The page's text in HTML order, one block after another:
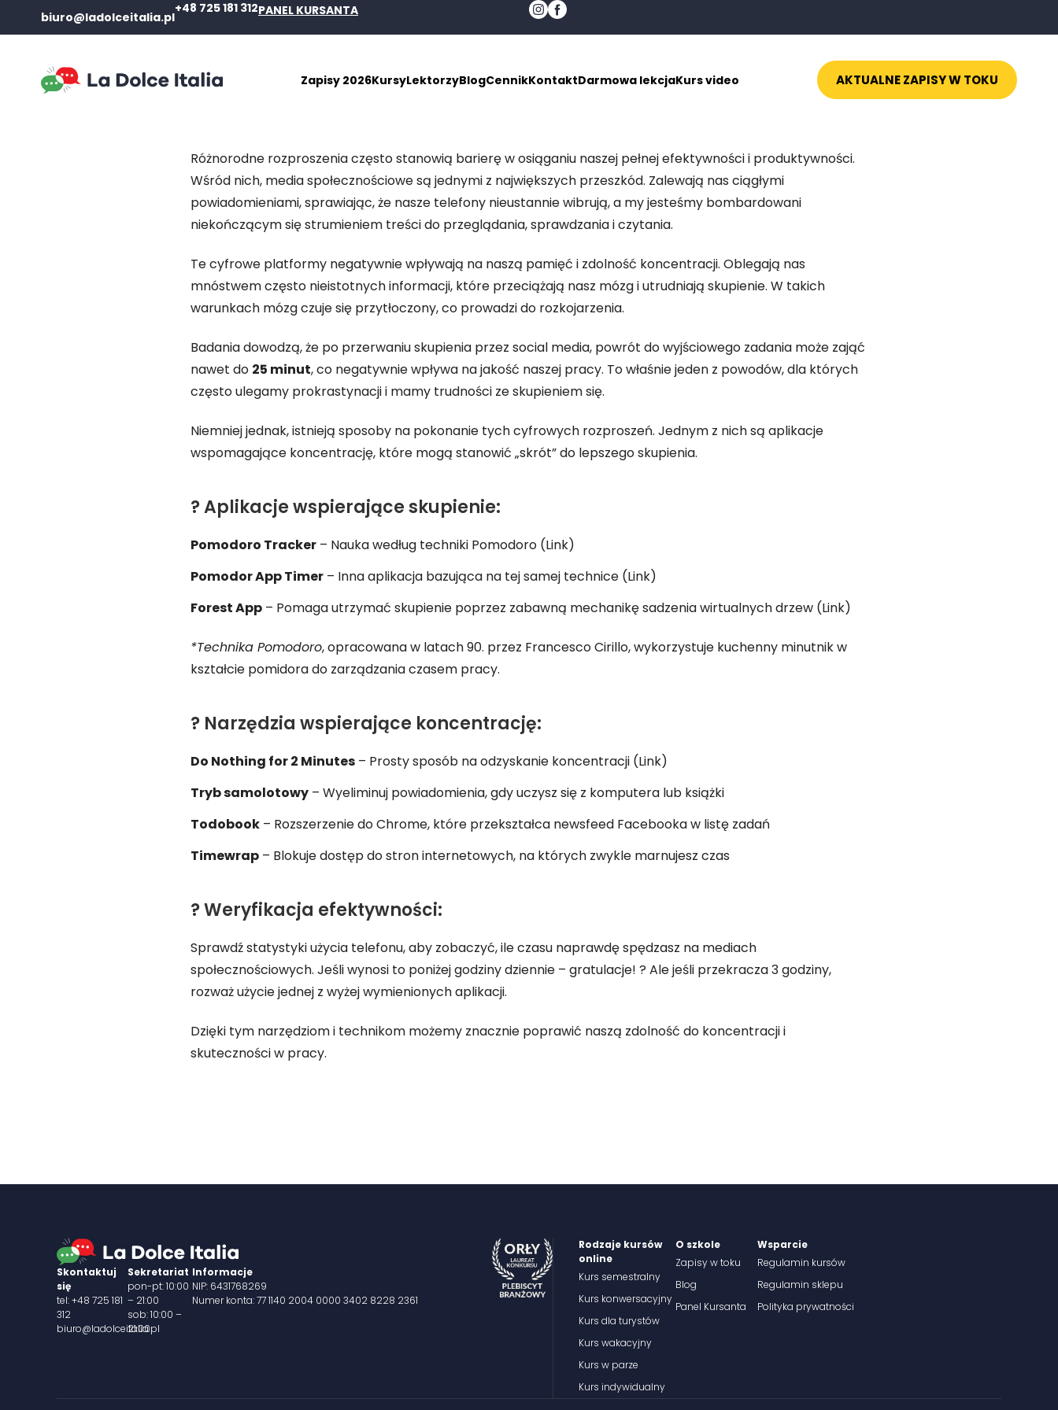
biuro@ladolceitalia.pl
+48 725 181 312PANEL KURSANTA
Zapisy 2026KursyLektorzyBlogCennikKontaktDarmowa lekcjaKurs video AKTUALNE ZAPISY W TOKU
Różnorodne rozproszenia często stanowią barierę w osiąganiu naszej pełnej efektywności i produktywności.
Wśród nich, media społecznościowe są jednymi z największych przeszkód. Zalewają nas ciągłymi
powiadomieniami, sprawiając, że nasze telefony nieustannie wibrują, a my jesteśmy bombardowani
niekończącym się strumieniem treści do przeglądania, sprawdzania i czytania.
Te cyfrowe platformy negatywnie wpływają na naszą pamięć i zdolność koncentracji. Oblegają nas
mnóstwem często nieistotnych informacji, które przeciążają nasz mózg i utrudniają skupienie. W takich
warunkach mózg czuje się przytłoczony, co prowadzi do rozkojarzenia.
Badania dowodzą, że po przerwaniu skupienia przez social media, powrót do wyjściowego zadania może zająć
nawet do 25 minut, co negatywnie wpływa na jakość naszej pracy. To właśnie jeden z powodów, dla których
często ulegamy prokrastynacji i mamy trudności ze skupieniem się.
Niemniej jednak, istnieją sposoby na pokonanie tych cyfrowych rozproszeń. Jednym z nich są aplikacje
wspomagające koncentrację, które mogą stanowić „skrót” do lepszego skupienia.
? Aplikacje wspierające skupienie:
Pomodoro Tracker – Nauka według techniki Pomodoro (Link)
Pomodor App Timer – Inna aplikacja bazująca na tej samej technice (Link)
Forest App – Pomaga utrzymać skupienie poprzez zabawną mechanikę sadzenia wirtualnych drzew (Link)
*Technika Pomodoro, opracowana w latach 90. przez Francesco Cirillo, wykorzystuje kuchenny minutnik w
kształcie pomidora do zarządzania czasem pracy.
? Narzędzia wspierające koncentrację:
Do Nothing for 2 Minutes – Prosty sposób na odzyskanie koncentracji (Link)
Tryb samolotowy – Wyeliminuj powiadomienia, gdy uczysz się z komputera lub książki
Todobook – Rozszerzenie do Chrome, które przekształca newsfeed Facebooka w listę zadań
Timewrap – Blokuje dostęp do stron internetowych, na których zwykle marnujesz czas
? Weryfikacja efektywności:
Sprawdź statystyki użycia telefonu, aby zobaczyć, ile czasu naprawdę spędzasz na mediach
społecznościowych. Jeśli wynosi to poniżej godziny dziennie – gratulacje! ? Ale jeśli przekracza 3 godziny,
rozważ użycie jednej z wyżej wymienionych aplikacji.
Dzięki tym narzędziom i technikom możemy znacznie poprawić naszą zdolność do koncentracji i
skuteczności w pracy.
Skontaktuj
się
tel: +48 725 181
312
biuro@ladolceitalia.pl
Sekretariat
pon-pt: 10:00
– 21:00
sob: 10:00 –
21:00
Informacje
NIP: 6431768269
Numer konta: 77 1140 2004 0000 3402 8228 2361
Rodzaje kursów
online
Kurs semestralny
Kurs konwersacyjny
Kurs dla turystów
Kurs wakacyjny
Kurs w parze
Kurs indywidualny
O szkole
Zapisy w toku
Blog
Panel Kursanta
Wsparcie
Regulamin kursów
Regulamin sklepu
Polityka prywatności